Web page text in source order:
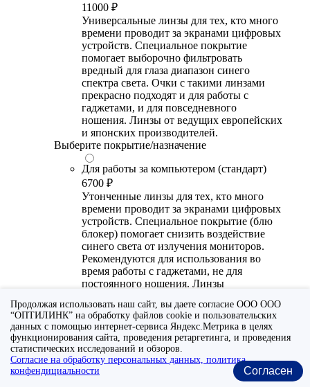
11000 ₽
Универсальные линзы для тех, кто много
времени проводит за экранами цифровых
устройств. Специальное покрытие
помогает выборочно фильтровать
вредный для глаза диапазон синего
спектра света. Очки с такими линзами
прекрасно подходят и для работы с
гаджетами, и для повседневного
ношения. Линзы от ведущих европейских
и японских производителей.
Выберите покрытие/назначение
Для работы за компьютером (стандарт)
6700 ₽
Утонченные линзы для тех, кто много
времени проводит за экранами цифровых
устройств. Специальное покрытие (блю
блокер) помогает снизить воздействие
синего света от излучения мониторов.
Рекомендуются для использования во
время работы с гаджетами, не для
постоянного ношения. Линзы
Для работы за компьютером (премиум)
20300 ₽
Универсальные утонченные линзы для
тех, кто много времени проводит за
экранами цифровых устройств.
Специальное покрытие помогает
Продолжая использовать наш сайт, вы даете согласие ООО ООО
“ОПТИЛИНК” на обработку файлов cookie и пользовательских
данных с помощью интернет-сервиса Яндекс.Метрика в целях
функционирования сайта, проведения ретаргетинга, и проведения
статистических исследований и обзоров.
Согласие на обработку персональных данных, политика
конфендициальности
Согласен